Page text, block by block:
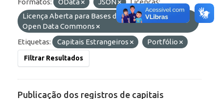
Formatos: OData JSON
Licenças:
Licença Aberta para Bases de Dados (ODbL) do
Open Data Commons
Etiquetas:
Capitais Estrangeiros Portfólio
Filtrar Resultados
Publicação dos registros de capitais